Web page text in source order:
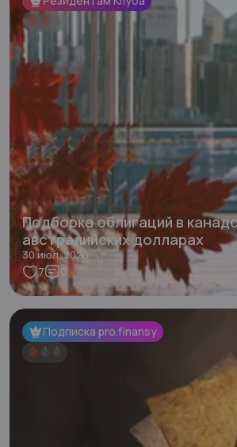
Подборка облигаций в
австралийских долларах
30 июл. 2026
7 0
Подписка pro.finansy